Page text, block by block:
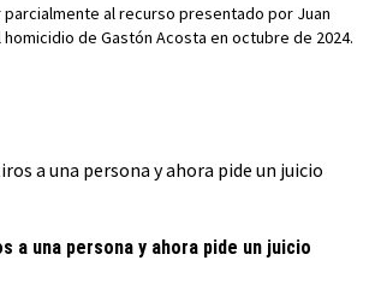
parcialmente al recurso presentado por Juan
de Gastón Acosta en octubre de 2024.
a una persona y ahora pide un juicio